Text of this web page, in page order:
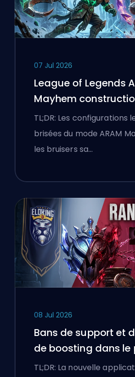
07 Jul 2026
League of Legends
Mayhem
bottes
TL;DR: Les configurations
brisées du mode ARAM
les bruisers sa…
08 Jul 2026
Bans de support et
de boosting dans le
25.18 de League of
TL;DR: La nouvelle